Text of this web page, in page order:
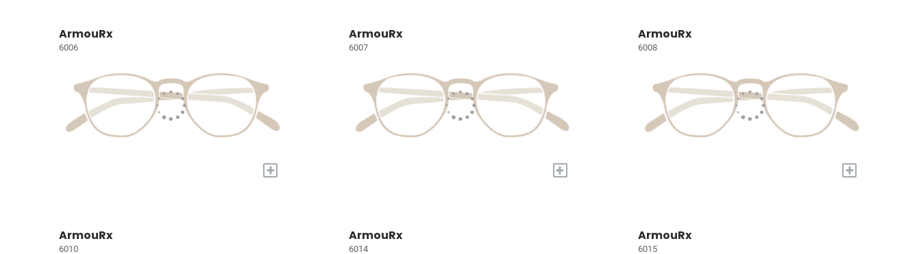
ArmouRx
6006
+
ArmouRx
6007
+
ArmouRx
6008
+
ArmouRx
6010
ArmouRx
6014
ArmouRx
6015